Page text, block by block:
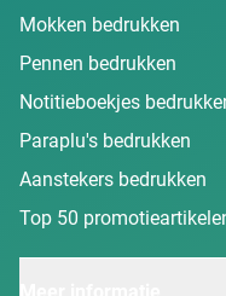
Mokken bedrukken
Pennen bedrukken
Notitieboekjes
Paraplu's bedrukken
Aanstekers bedrukken
Top 50